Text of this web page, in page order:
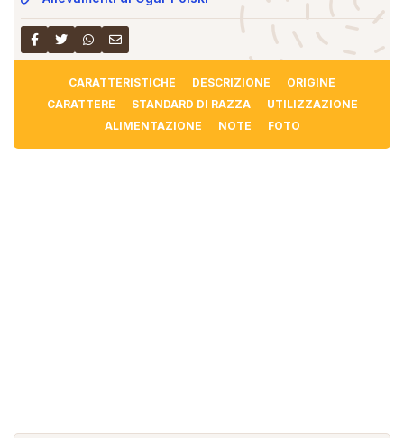
CARATTERISTICHE DESCRIZIONE
ORIGINE
CARATTERE
STANDARD DI RAZZA
UTILIZZAZIONE
ALIMENTAZIONE
NOTE FOTO